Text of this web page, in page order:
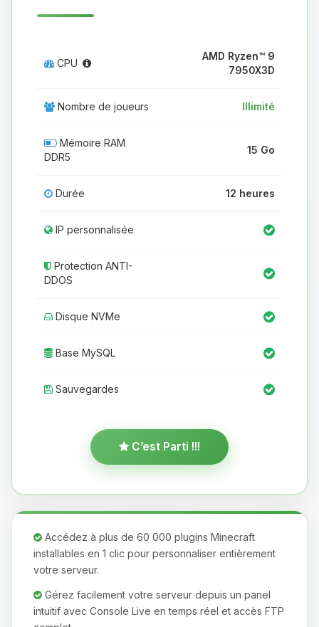
CPU
AMD Ryzen™ 9
7950X3D
Nombre de joueurs Illimité
Mémoire RAM
DDR5
15 Go
Durée 12 heures
IP personnalisée
Protection ANTI-
DDOS
Disque NVMe
Base MySQL
Sauvegardes
C’est Parti !!!
Accédez à plus de 60 000 plugins Minecraft
installables en 1 clic pour personnaliser entièrement
votre serveur.
Gérez facilement votre serveur depuis un panel
intuitif avec Console Live en temps réel et accès FTP